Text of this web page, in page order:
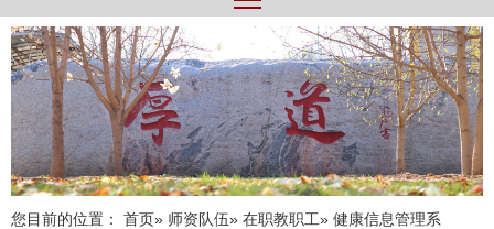
您目前的位置： 首页» 师资队伍» 在职教职工» 健康信息管理系